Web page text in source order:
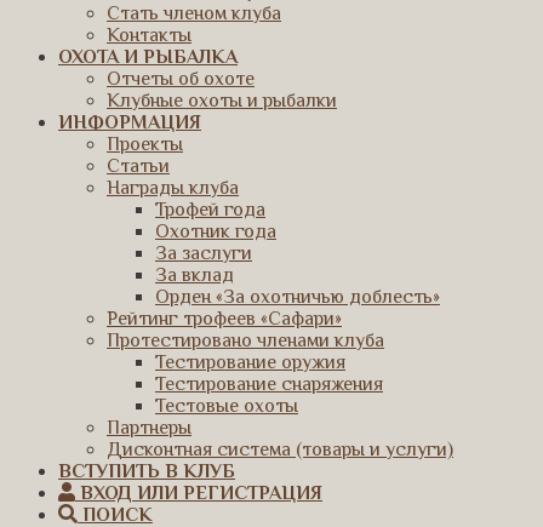
Стать членом клуба
Контакты
ОХОТА И РЫБАЛКА
Отчеты об охоте
Клубные охоты и рыбалки
ИНФОРМАЦИЯ
Проекты
Статьи
Награды клуба
Трофей года
Охотник года
За заслуги
За вклад
Орден «За охотничью доблесть»
Рейтинг трофеев «Сафари»
Протестировано членами клуба
Тестирование оружия
Тестирование снаряжения
Тестовые охоты
Партнеры
Дисконтная система (товары и услуги)
ВСТУПИТЬ В КЛУБ
ВХОД ИЛИ РЕГИСТРАЦИЯ
ПОИСК